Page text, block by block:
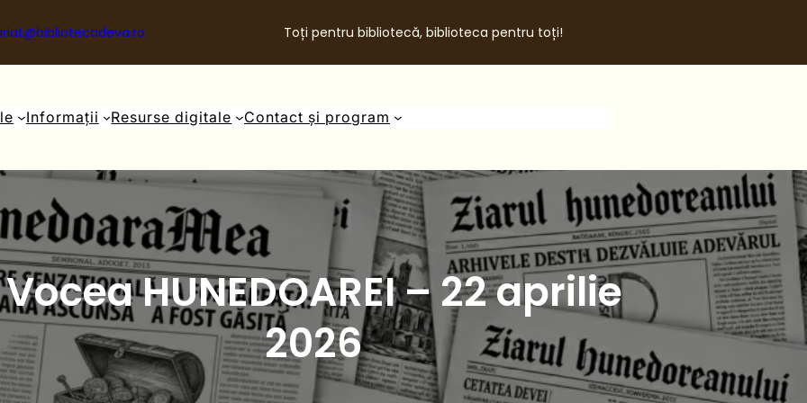
Toți pentru bibliotecă, biblioteca pentru toți!
Informații Resurse digitale Contact și program
Vocea HUNEDOAREI – 22 aprilie
2026